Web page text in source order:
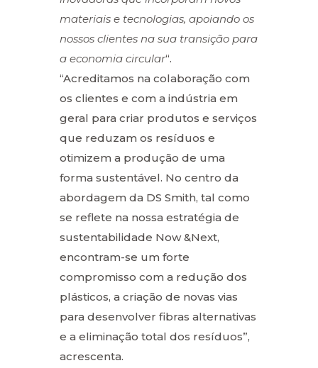
materiais e tecnologias, apoiando os
nossos clientes na sua transição para
a economia circular“.
“Acreditamos na colaboração com
os clientes e com a indústria em
geral para criar produtos e serviços
que reduzam os resíduos e
otimizem a produção de uma
forma sustentável. No centro da
abordagem da DS Smith, tal como
se reflete na nossa estratégia de
sustentabilidade Now &Next,
encontram-se um forte
compromisso com a redução dos
plásticos, a criação de novas vias
para desenvolver fibras alternativas
e a eliminação total dos resíduos”,
acrescenta.